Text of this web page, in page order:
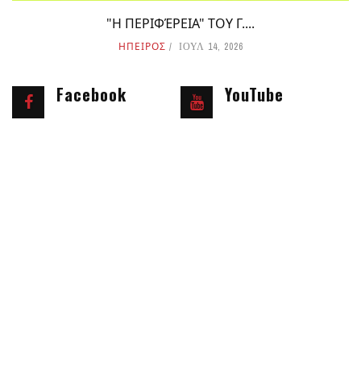
"Η ΠΕΡΙΦΈΡΕΙΑ" ΤΟΥ Γ....
ΗΠΕΙΡΟΣ ΙΟΥΛ 14, 2026
Facebook YouTube